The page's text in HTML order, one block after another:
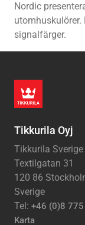
Nordic
utomhuskulörer.
signalfärger.
Tikkurila Oyj
Tikkurila Sverige
Textilgatan 31
120 86
Sverige
Tel: +46 (0)8
Karta